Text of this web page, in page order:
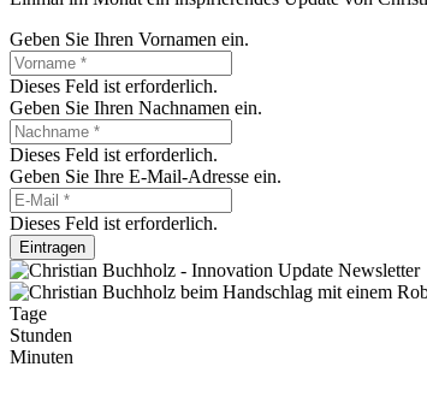
Geben Sie Ihren Vornamen ein.
Dieses Feld ist erforderlich.
Geben Sie Ihren Nachnamen ein.
Dieses Feld ist erforderlich.
Geben Sie Ihre E-Mail-Adresse ein.
Dieses Feld ist erforderlich.
Eintragen
Tage
Stunden
Minuten